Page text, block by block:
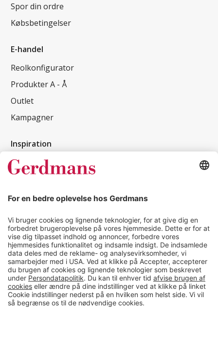
Spor din ordre
Købsbetingelser
E-handel
Reolkonfigurator
Produkter A - Å
Outlet
Kampagner
Inspiration
Kundereferencer
Tips & guides
Kontakt
salg@gerdmans.dk
49 18 07 07
Salgsafdeling åbningstider
08.00-16.00